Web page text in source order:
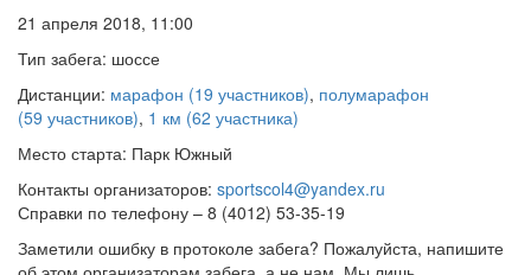
21 апреля 2018, 11:00
Тип забега: шоссе
Дистанции: марафон (19 участников), полумарафон
(59 участников), 1 км (62 участника)
Место старта: Парк Южный
Контакты организаторов: sportscol4@yandex.ru
Справки по телефону – 8 (4012) 53-35-19
Заметили ошибку в протоколе забега? Пожалуйста, напишите